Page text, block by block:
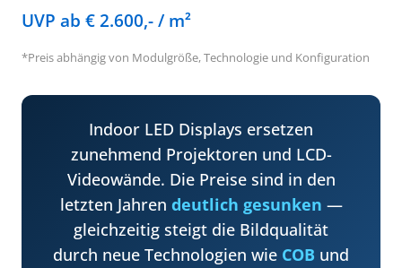
UVP ab € 2.600,- / m²
*Preis abhängig von Modulgröße, Technologie und Konfiguration
Indoor LED Displays ersetzen
zunehmend Projektoren und LCD-
Videowände. Die Preise sind in den
letzten Jahren deutlich gesunken —
gleichzeitig steigt die Bildqualität
durch neue Technologien wie COB und